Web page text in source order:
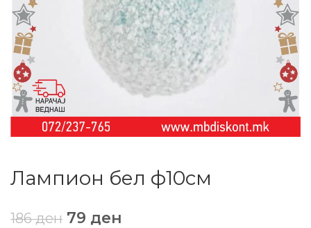
Лампион бел ф10см
186ден 79 ден